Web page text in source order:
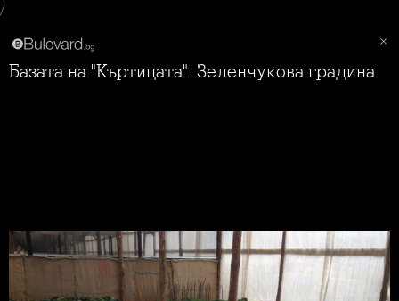
/
Базата на "Къртицата": Зеленчукова градина